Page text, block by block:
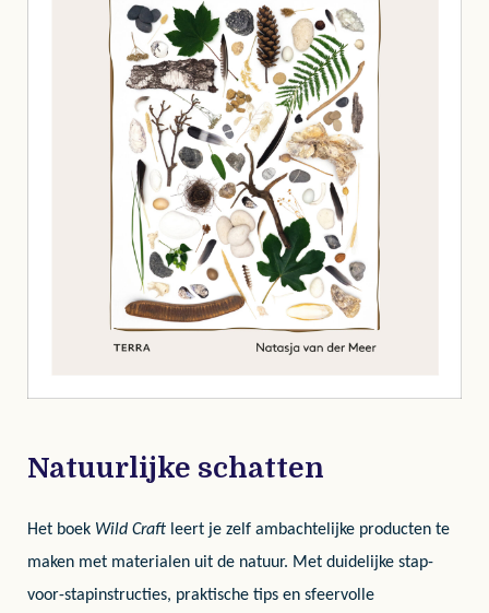
Natuurlijke schatten
Het boek Wild Craft leert je zelf ambachtelijke producten te
maken met materialen uit de natuur. Met duidelijke stap-
voor-stapinstructies, praktische tips en sfeervolle